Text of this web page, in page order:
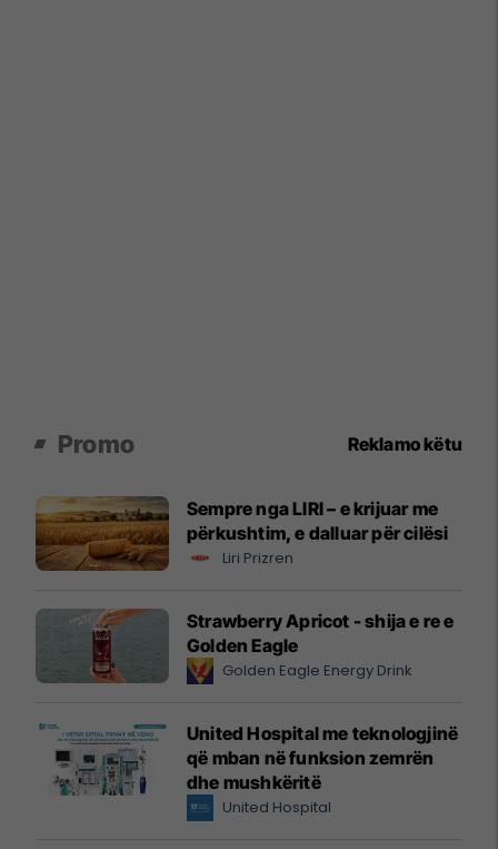
Promo Reklamo këtu
Sempre nga LIRI – e krijuar me
përkushtim, e dalluar për cilësi
Liri Prizren
Strawberry Apricot - shija e re e
Golden Eagle
Golden Eagle Energy Drink
United Hospital me teknologjinë
që mban në funksion zemrën
dhe mushkëritë
United Hospital